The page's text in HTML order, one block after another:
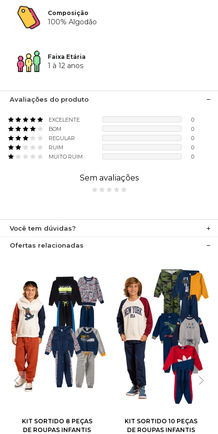
Composição
100% Algodão
Faixa Etária
1 à 12 anos
Avaliações do produto
EXCELENTE
0
BOM
0
REGULAR
0
RUIM
0
MUITO RUIM
0
Sem avaliações
Você tem dúvidas?
Ofertas relacionadas
KIT SORTIDO 8 PEÇAS
DE ROUPAS INFANTIS
KIT SORTIDO 10 PEÇAS
DE ROUPAS INFANTIS